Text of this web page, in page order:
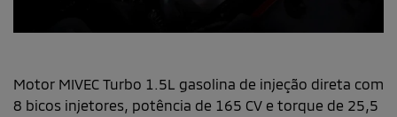
Motor MIVEC Turbo 1.5L gasolina de injeção direta com
8 bicos injetores, potência de 165 CV e torque de 25,5